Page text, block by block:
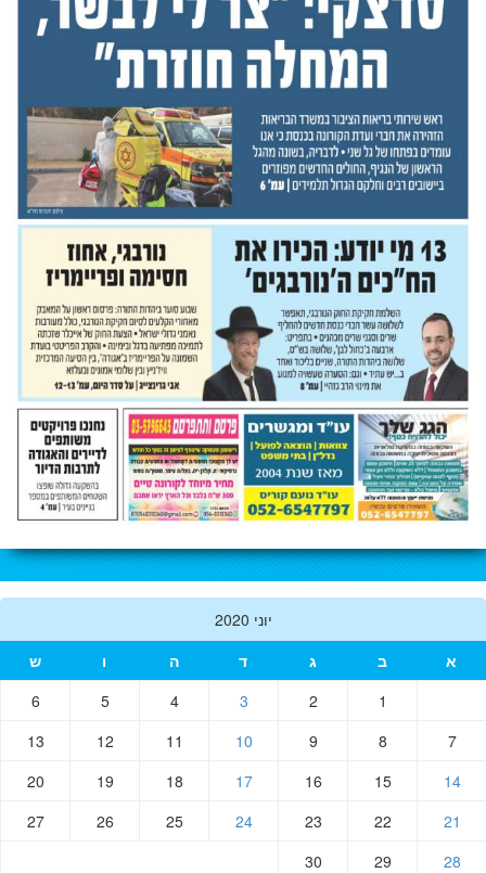
יוני 2020
10
12
13
14
15
16
17
18
19
20
22
23
24
25
26
27
28
29
30